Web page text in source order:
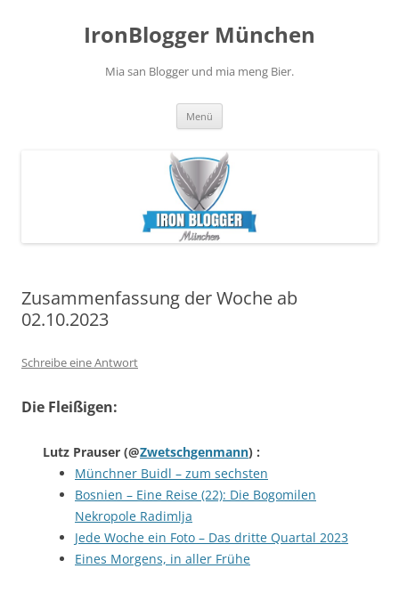
IronBlogger München
Mia san Blogger und mia meng Bier.
Menü
Zusammenfassung der Woche ab
02.10.2023
Schreibe eine Antwort
Die Fleißigen:
Lutz Prauser (@Zwetschgenmann) :
Münchner Buidl – zum sechsten
Bosnien – Eine Reise (22): Die Bogomilen
Nekropole Radimlja
Jede Woche ein Foto – Das dritte Quartal 2023
Eines Morgens, in aller Frühe